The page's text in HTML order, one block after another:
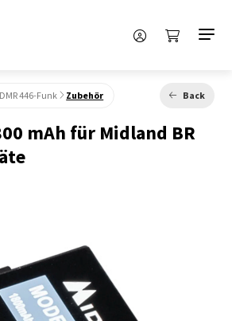
446-Funk Zubehör Back
mAh für Midland BR